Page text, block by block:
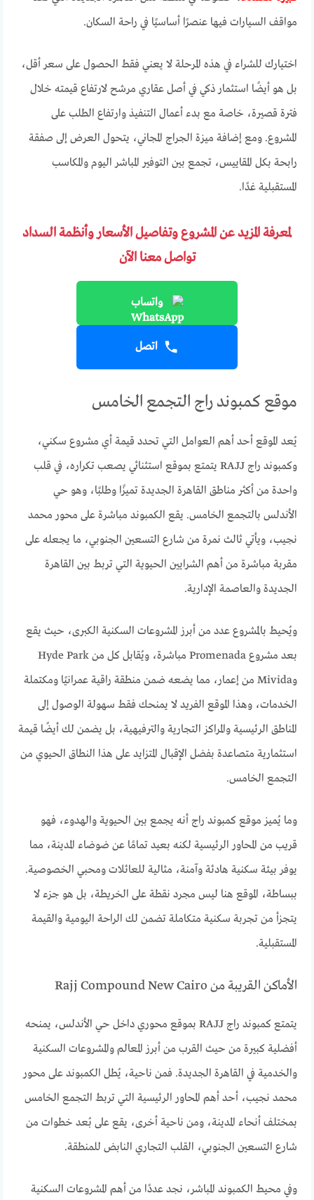
مواقف السيارات فيها عنصرًا أساسيًا في راحة السكان.
اختيارك للشراء في هذه المرحلة لا يعني فقط الحصول على سعر أقل،
بل هو أيضًا استثمار ذكي في أصل عقاري مرشح لارتفاع قيمته خلال
فترة قصيرة، خاصة مع بدء أعمال التنفيذ وارتفاع الطلب على
المشروع. ومع إضافة ميزة الجراج المجاني، يتحول العرض إلى صفقة
رابحة بكل المقاييس، تجمع بين التوفير المباشر اليوم والمكاسب
المستقبلية غدًا.
لمعرفة المزيد عن المشروع وتفاصيل الأسعار وأنظمة السداد
تواصل معنا الآن
واتساب
اتصل
موقع كمبوند راج التجمع الخامس
يُعد الموقع أحد أهم العوامل التي تحدد قيمة أي مشروع سكني،
وكمبوند راج RAJJ يتمتع بموقع استثنائي يصعب تكراره، في قلب
واحدة من أكثر مناطق القاهرة الجديدة تميزًا وطلبًا، وهو حي
الأندلس بالتجمع الخامس. يقع الكمبوند مباشرة على محور محمد
نجيب، ويأتي ثالث نمرة من شارع التسعين الجنوبي، ما يجعله على
مقربة مباشرة من أهم الشرايين الحيوية التي تربط بين القاهرة
الجديدة والعاصمة الإدارية.
ويُحيط بالمشروع عدد من أبرز المشروعات السكنية الكبرى، حيث يقع
بعد مشروع Promenada مباشرة، ويُقابل كل من Hyde Park
وMivida من إعمار، مما يضعه ضمن منطقة راقية عمرانيًا ومكتملة
الخدمات، وهذا الموقع الفريد لا يمنحك فقط سهولة الوصول إلى
المناطق الرئيسية والمراكز التجارية والترفيهية، بل يضمن لك أيضًا قيمة
استثمارية متصاعدة بفضل الإقبال المتزايد على هذا النطاق الحيوي من
التجمع الخامس.
وما يُميز موقع كمبوند راج أنه يجمع بين الحيوية والهدوء، فهو
قريب من المحاور الرئيسية لكنه بعيد تمامًا عن ضوضاء المدينة، مما
يوفر بيئة سكنية هادئة وآمنة، مثالية للعائلات ومحبي الخصوصية.
ببساطة، الموقع هنا ليس مجرد نقطة على الخريطة، بل هو جزء لا
يتجزأ من تجربة سكنية متكاملة تضمن لك الراحة اليومية والقيمة
المستقبلية.
الأماكن القريبة من Rajj Compound New Cairo
يتمتع كمبوند راج RAJJ بموقع محوري داخل حي الأندلس، يمنحه
أفضلية كبيرة من حيث القرب من أبرز المعالم والمشروعات السكنية
والخدمية في القاهرة الجديدة. فمن ناحية، يُطل الكمبوند على محور
محمد نجيب، أحد أهم المحاور الرئيسية التي تربط التجمع الخامس
بمختلف أنحاء المدينة، ومن ناحية أخرى، يقع على بُعد خطوات من
شارع التسعين الجنوبي، القلب التجاري النابض للمنطقة.
وفي محيط الكمبوند المباشر، نجد عددًا من أهم المشروعات السكنية